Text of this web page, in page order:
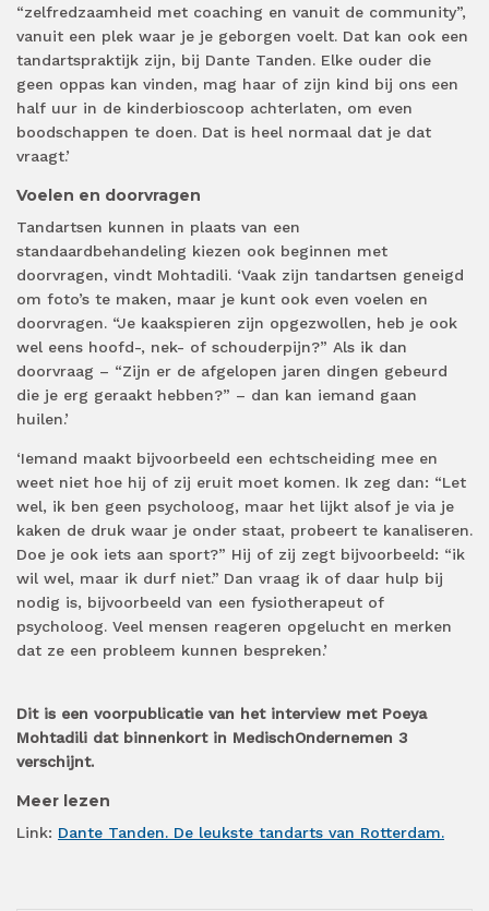
“zelfredzaamheid met coaching en vanuit de community”,
vanuit een plek waar je je geborgen voelt. Dat kan ook een
tandartspraktijk zijn, bij Dante Tanden. Elke ouder die
geen oppas kan vinden, mag haar of zijn kind bij ons een
half uur in de kinderbioscoop achterlaten, om even
boodschappen te doen. Dat is heel normaal dat je dat
vraagt.’
Voelen en doorvragen
Tandartsen kunnen in plaats van een
standaardbehandeling kiezen ook beginnen met
doorvragen, vindt Mohtadili. ‘Vaak zijn tandartsen geneigd
om foto’s te maken, maar je kunt ook even voelen en
doorvragen. “Je kaakspieren zijn opgezwollen, heb je ook
wel eens hoofd-, nek- of schouderpijn?” Als ik dan
doorvraag – “Zijn er de afgelopen jaren dingen gebeurd
die je erg geraakt hebben?” – dan kan iemand gaan
huilen.’
‘Iemand maakt bijvoorbeeld een echtscheiding mee en
weet niet hoe hij of zij eruit moet komen. Ik zeg dan: “Let
wel, ik ben geen psycholoog, maar het lijkt alsof je via je
kaken de druk waar je onder staat, probeert te kanaliseren.
Doe je ook iets aan sport?” Hij of zij zegt bijvoorbeeld: “ik
wil wel, maar ik durf niet.” Dan vraag ik of daar hulp bij
nodig is, bijvoorbeeld van een fysiotherapeut of
psycholoog. Veel mensen reageren opgelucht en merken
dat ze een probleem kunnen bespreken.’
Dit is een voorpublicatie van het interview met Poeya
Mohtadili dat binnenkort in MedischOndernemen 3
verschijnt.
Meer lezen
Link: Dante Tanden. De leukste tandarts van Rotterdam.